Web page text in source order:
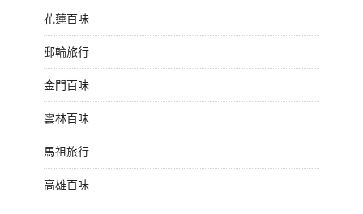
花蓮百味
郵輪旅行
金門百味
雲林百味
馬祖旅行
高雄百味